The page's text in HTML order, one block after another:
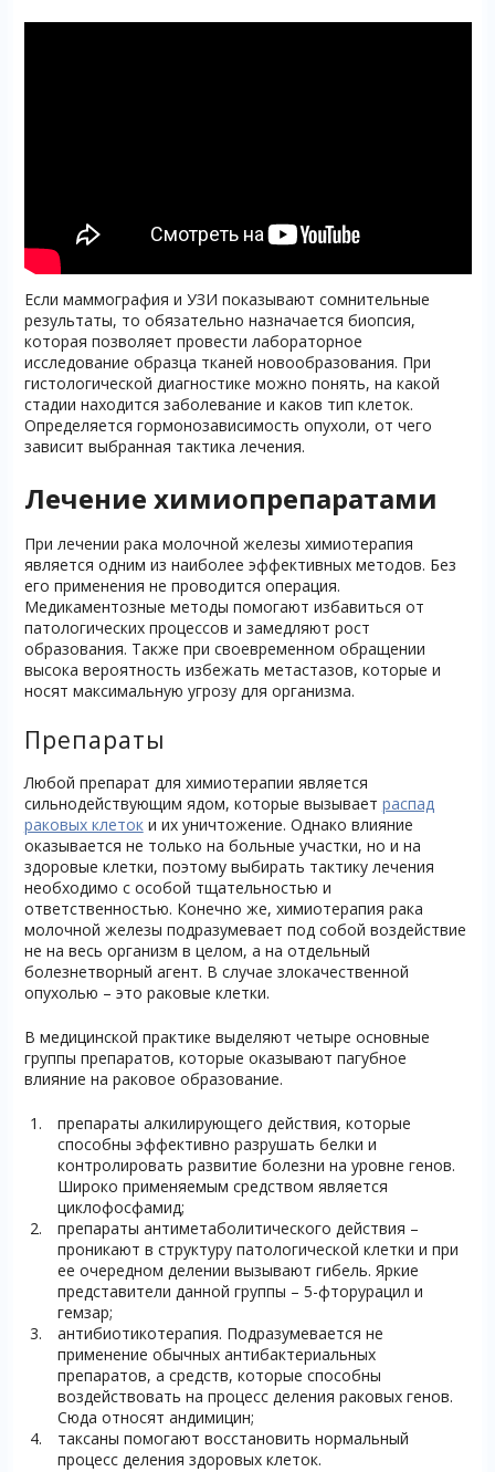
Если маммография и УЗИ показывают сомнительные
результаты, то обязательно назначается биопсия,
которая позволяет провести лабораторное
исследование образца тканей новообразования. При
гистологической диагностике можно понять, на какой
стадии находится заболевание и каков тип клеток.
Определяется гормонозависимость опухоли, от чего
зависит выбранная тактика лечения.
Лечение химиопрепаратами
При лечении рака молочной железы химиотерапия
является одним из наиболее эффективных методов. Без
его применения не проводится операция.
Медикаментозные методы помогают избавиться от
патологических процессов и замедляют рост
образования. Также при своевременном обращении
высока вероятность избежать метастазов, которые и
носят максимальную угрозу для организма.
Препараты
Любой препарат для химиотерапии является
сильнодействующим ядом, которые вызывает распад
раковых клетоки их уничтожение. Однако влияние
оказывается не только на больные участки, но и на
здоровые клетки, поэтому выбирать тактику лечения
необходимо с особой тщательностью и
ответственностью. Конечно же, химиотерапия рака
молочной железы подразумевает под собой воздействие
не на весь организм в целом, а на отдельный
болезнетворный агент. В случае злокачественной
опухолью – это раковые клетки.
В медицинской практике выделяют четыре основные
группы препаратов, которые оказывают пагубное
влияние на раковое образование.
препараты алкилирующего действия, которые
способны эффективно разрушать белки и
контролировать развитие болезни на уровне генов.
Широко применяемым средством является
циклофосфамид;
препараты антиметаболитического действия –
проникают в структуру патологической клетки и при
ее очередном делении вызывают гибель. Яркие
представители данной группы – 5-фторурацил и
гемзар;
антибиотикотерапия. Подразумевается не
применение обычных антибактериальных
препаратов, а средств, которые способны
воздействовать на процесс деления раковых генов.
Сюда относят андимицин;
таксаны помогают восстановить нормальный
процесс деления здоровых клеток.